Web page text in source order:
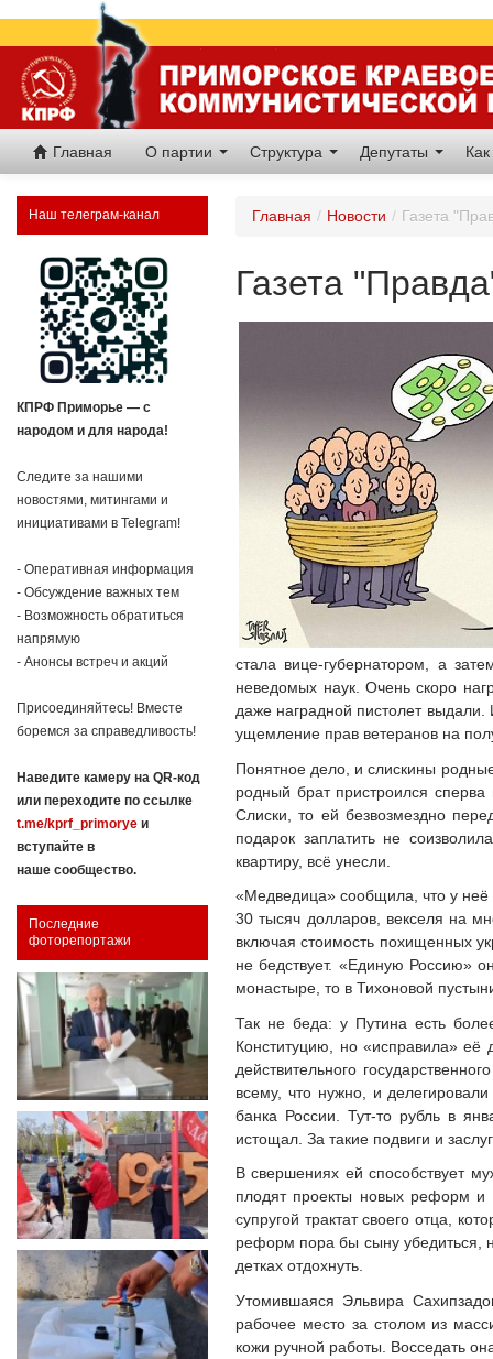
Главная О партии Структура Депутаты
Наш телеграм-канал
КПРФ Приморье — с
народом и для народа!
Следите за нашими
новостями, митингами и
инициативами в Telegram!
- Оперативная информация
- Обсуждение важных тем
- Возможность обратиться
напрямую
- Анонсы встреч и акций
Присоединяйтесь! Вместе
боремся за справедливость!
Наведите камеру на QR-код
или переходите по ссылке
t.me/kprf_primorye и
вступайте в
наше сообщество.
Последние
фоторепортажи
Главная / Новости / Газета
Газета
стала вице-губернатором, а
неведомых наук. Очень скоро
даже наградной пистолет
ущемление прав ветеранов на
Понятное дело, и слискины
родный брат пристроился сперва
Слиски, то ей безвозмездно
подарок заплатить не
квартиру, всё унесли.
«Медведица» сообщила, что у неё
30 тысяч долларов, векселя на
включая стоимость похищенных
не бедствует. «Единую Россию»
монастыре, то в Тихоновой
Так не беда: у Путина есть
Конституцию, но «исправила»
действительного
всему, что нужно, и
банка России. Тут-то рубль в
истощал. За такие подвиги и
В свершениях ей способствует
плодят проекты новых реформ и
супругой трактат своего отца,
реформ пора бы сыну убедиться,
детках отдохнуть.
Утомившаяся Эльвира
рабочее место за столом из
кожи ручной работы. Восседать